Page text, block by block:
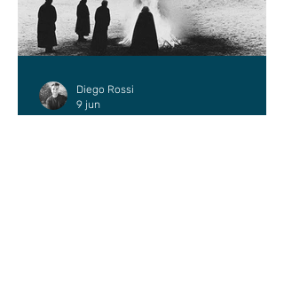
Diego Rossi
9 jun